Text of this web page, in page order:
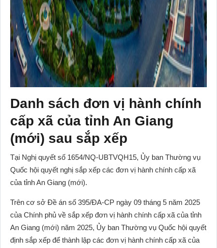
Danh sách đơn vị hành chính
cấp xã của tỉnh An Giang
(mới) sau sắp xếp
Tại Nghị quyết số 1654/NQ-UBTVQH15, Ủy ban Thường vụ
Quốc hội quyết nghị sắp xếp các đơn vị hành chính cấp xã
của tỉnh An Giang (mới).
Trên cơ sở Đề án số 395/ĐA-CP ngày 09 tháng 5 năm 2025
của Chính phủ về sắp xếp đơn vị hành chính cấp xã của tỉnh
An Giang (mới) năm 2025, Ủy ban Thường vụ Quốc hội quyết
định sắp xếp để thành lập các đơn vị hành chính cấp xã của